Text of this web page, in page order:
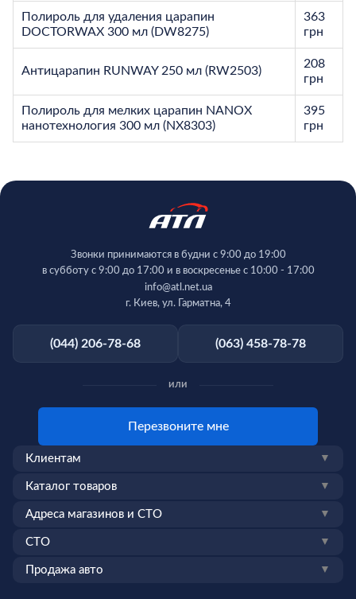
Полироль для удаления царапин
DOCTORWAX 300 мл (DW8275)
363
грн
Антицарапин RUNWAY 250 мл (RW2503)
208
грн
Полироль для мелких царапин NANOX
нанотехнология 300 мл (NX8303)
395
грн
(044) 206-78-68 (063) 458-78-78
Звонки принимаются в будни с 9:00 до 19:00
в субботу с 9:00 до 17:00 и в воскресенье с 10:00 - 17:00
info@atl.net.ua
г. Киев, ул. Гарматна, 4
или
Перезвоните мне
Клиентам ▼
Каталог товаров ▼
Адреса магазинов и СТО ▼
СТО ▼
Продажа авто ▼